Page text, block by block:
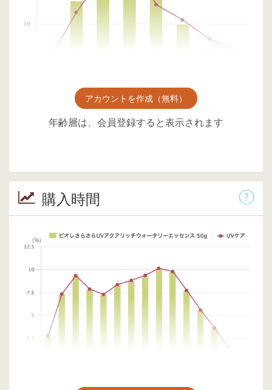
アカウントを作成（無料）
年齢層は、会員登録すると表示されます
購入時間